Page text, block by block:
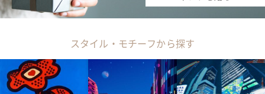
スタイル・モチーフから探す